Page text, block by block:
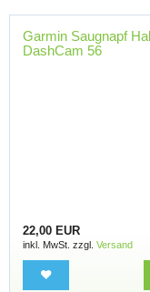
Garmin Saugnapf
DashCam 56
22,00 EUR
inkl. MwSt. zzgl. Versand